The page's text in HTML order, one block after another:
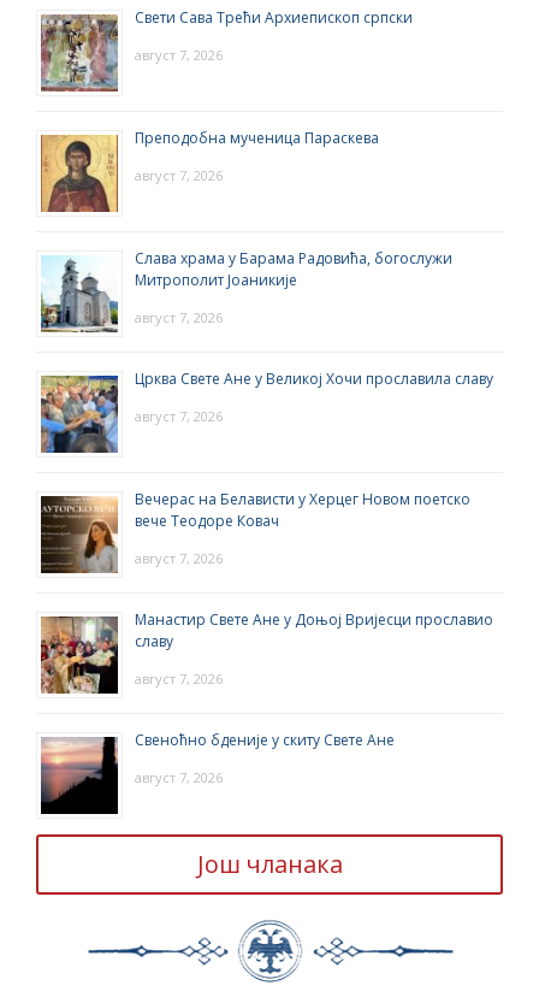
Свети Сава Трећи Архиепископ српски
август 7, 2026
Преподобна мученица Параскева
август 7, 2026
Слава храма у Барама Радовића, богослужи
Митрополит Јоаникије
август 7, 2026
Црква Свете Ане у Великој Хочи прославила славу
август 7, 2026
Вечерас на Белависти у Херцег Новом поетско
вече Теодоре Ковач
август 7, 2026
Манастир Свете Ане у Доњој Вријесци прославио
славу
август 7, 2026
Свеноћно бденије у скиту Свете Ане
август 7, 2026
Још чланака